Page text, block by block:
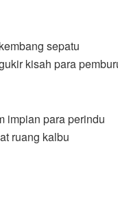
sepatu
kisah para
impian para perindu
ruang kalbu